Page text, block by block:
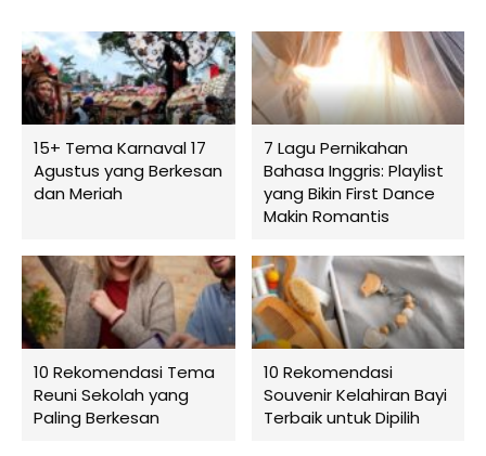
15+ Tema Karnaval 17
Agustus yang Berkesan
dan Meriah
7 Lagu Pernikahan
Bahasa Inggris: Playlist
yang Bikin First Dance
Makin Romantis
10 Rekomendasi Tema
Reuni Sekolah yang
Paling Berkesan
10 Rekomendasi
Souvenir Kelahiran Bayi
Terbaik untuk Dipilih